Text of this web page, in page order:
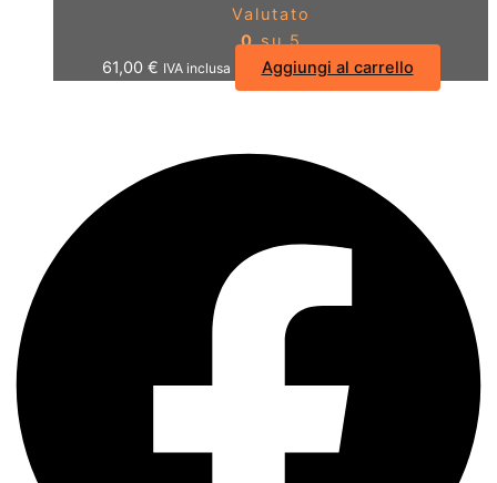
Valutato
0su 5
61,00 € IVA inclusa Aggiungi al carrello